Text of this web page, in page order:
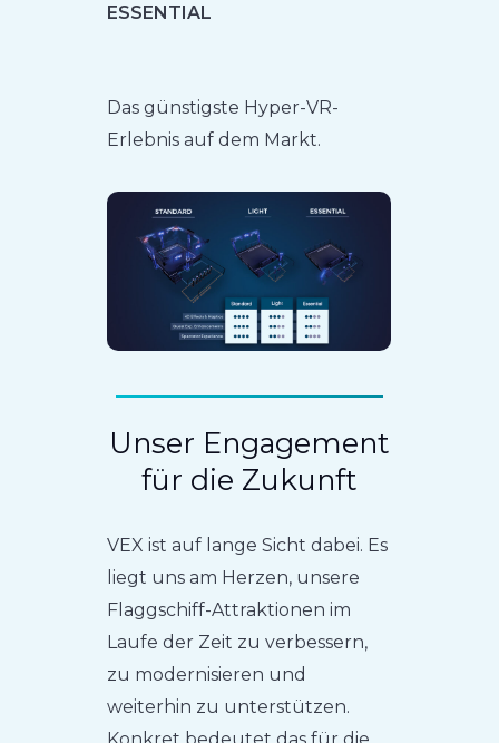
ESSENTIAL
Das günstigste Hyper-VR-
Erlebnis auf dem Markt.
Unser Engagement
für die Zukunft
VEX ist auf lange Sicht dabei. Es
liegt uns am Herzen, unsere
Flaggschiff-Attraktionen im
Laufe der Zeit zu verbessern,
zu modernisieren und
weiterhin zu unterstützen.